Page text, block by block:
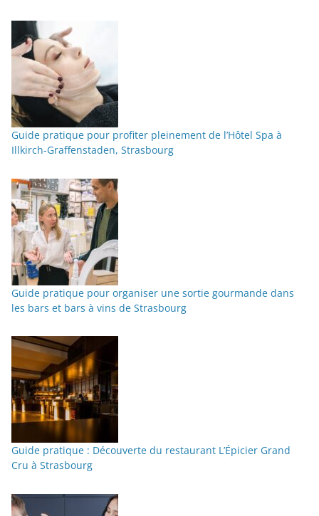
Guide pratique pour profiter pleinement de l’Hôtel Spa à
Illkirch-Graffenstaden, Strasbourg
Guide pratique pour organiser une sortie gourmande dans
les bars et bars à vins de Strasbourg
Guide pratique : Découverte du restaurant L’Épicier Grand
Cru à Strasbourg